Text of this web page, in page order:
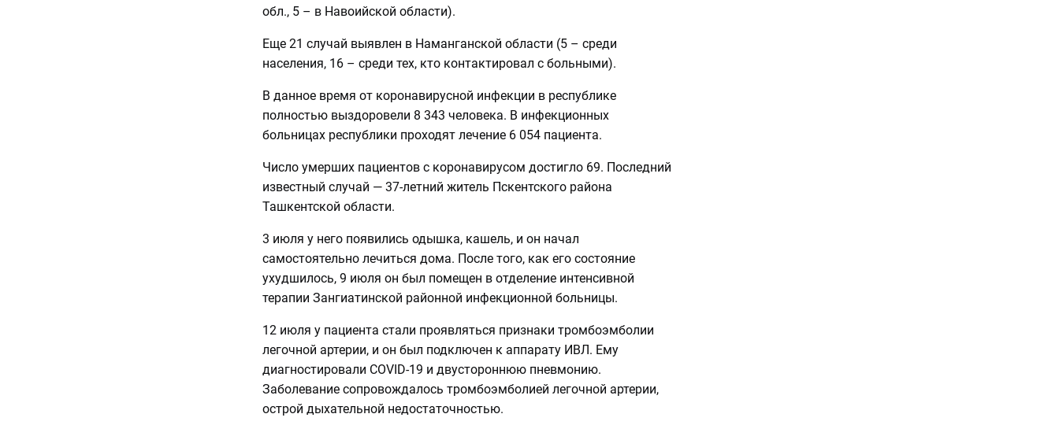
обл., 5 – в Навоийской области).
Еще 21 случай выявлен в Наманганской области (5 – среди
населения, 16 – среди тех, кто контактировал с больными).
В данное время от коронавирусной инфекции в республике
полностью выздоровели 8 343 человека. В инфекционных
больницах республики проходят лечение 6 054 пациента.
Число умерших пациентов с коронавирусом достигло 69. Последний
известный случай — 37-летний житель Пскентского района
Ташкентской области.
3 июля у него появились одышка, кашель, и он начал
самостоятельно лечиться дома. После того, как его состояние
ухудшилось, 9 июля он был помещен в отделение интенсивной
терапии Зангиатинской районной инфекционной больницы.
12 июля у пациента стали проявляться признаки тромбоэмболии
легочной артерии, и он был подключен к аппарату ИВЛ. Ему
диагностировали COVID-19 и двустороннюю пневмонию.
Заболевание сопровождалось тромбоэмболией легочной артерии,
острой дыхательной недостаточностью.